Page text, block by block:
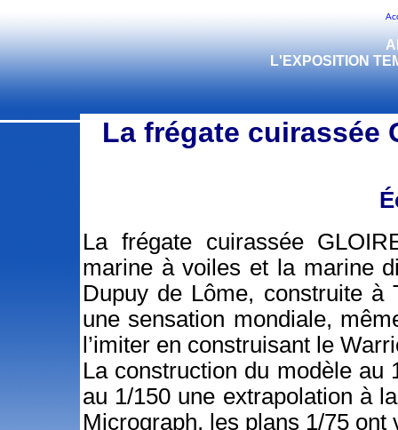
L'EXPOSITION
La frégate cuirassée
La frégate cuirassée
marine à voiles et la marine
Dupuy de Lôme, construite à
une sensation mondiale,
l’imiter en construisant le
La construction du modèle au
au 1/150 une extrapolation à
Micrograph, les plans 1/75 ont